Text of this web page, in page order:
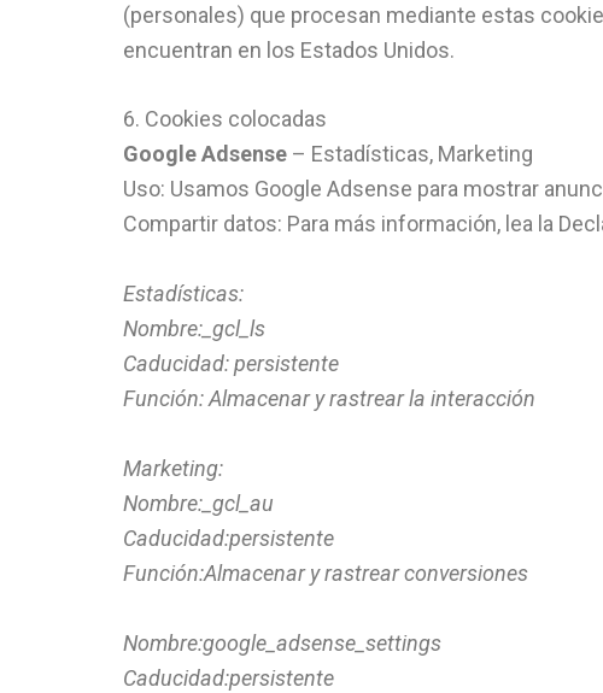
(personales) que procesan mediante estas
encuentran en los Estados Unidos.
6. Cookies colocadas
Google Adsense – Estadísticas, Marketing
Uso: Usamos Google Adsense para mostrar
Compartir datos: Para más información, lea la
Estadísticas:
Nombre:_gcl_ls
Caducidad: persistente
Función: Almacenar y rastrear la interacción
Marketing:
Nombre:_gcl_au
Caducidad:persistente
Función:Almacenar y rastrear conversiones
Nombre:google_adsense_settings
Caducidad:persistente